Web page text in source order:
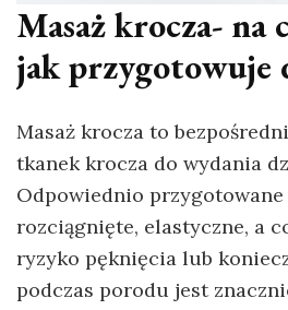
Masaż krocza- na
jak przygotowuje
Masaż krocza to
tkanek krocza do wydania
Odpowiednio
rozciągnięte, elastyczne, a
ryzyko pęknięcia lub
podczas porodu jest